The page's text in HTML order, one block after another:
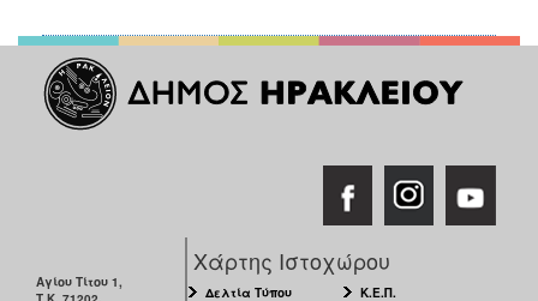
Αγίου Τίτου 1,
Χάρτης Ιστοχώρου
Δελτία Τύπου
Κ.Ε.Π.